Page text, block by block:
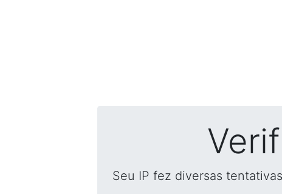
Seu IP fez diversas